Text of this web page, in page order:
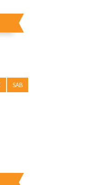
SAB